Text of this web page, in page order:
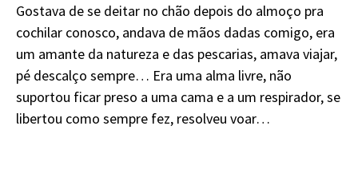
Gostava de se deitar no chão depois do almoço pra
cochilar conosco, andava de mãos dadas comigo, era
um amante da natureza e das pescarias, amava viajar,
pé descalço sempre… Era uma alma livre, não
suportou ficar preso a uma cama e a um respirador, se
libertou como sempre fez, resolveu voar…